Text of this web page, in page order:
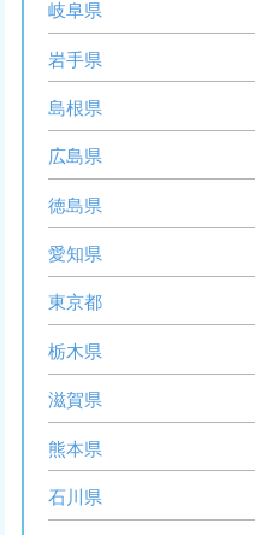
岐阜県
岩手県
島根県
広島県
徳島県
愛知県
東京都
栃木県
滋賀県
熊本県
石川県